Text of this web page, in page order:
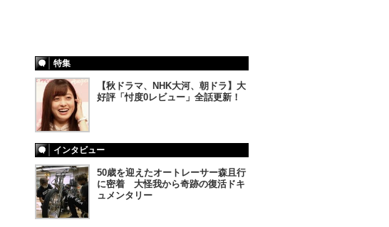
特集
【秋ドラマ、NHK大河、朝ドラ】大
好評「忖度0レビュー」全話更新！
インタビュー
50歳を迎えたオートレーサー森且行
に密着 大怪我から奇跡の復活ドキ
ュメンタリー